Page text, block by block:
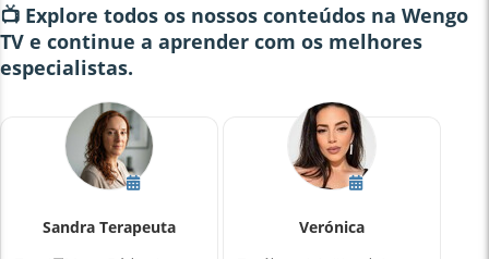
📺 Explore todos os nossos conteúdos na Wengo
TV e continue a aprender com os melhores
especialistas.
Sandra Terapeuta
Verónica